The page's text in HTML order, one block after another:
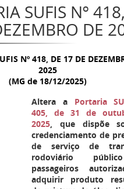
SUFIS Nº
DE
Nº 418, DE 17 DE
2025
(MG de 18/12/2025)
Altera a Portaria
405, de 31 de
2025, que dispõe
credenciamento de
de serviço de
rodoviário
passageiros
adquirir produto